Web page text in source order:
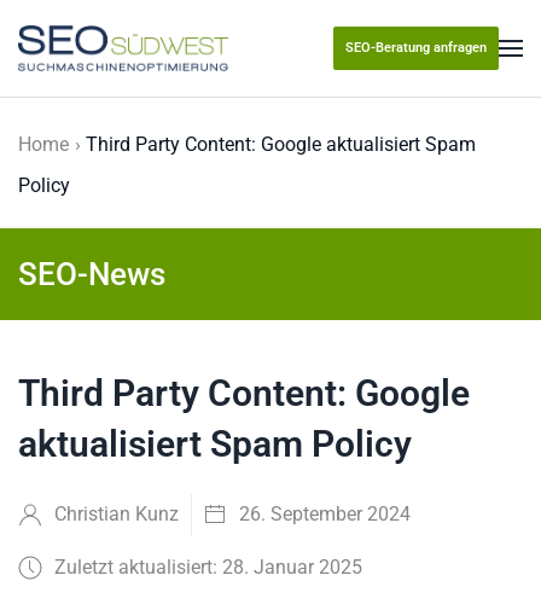
Skip to main content
SEO-Beratung anfragen
Home
Third Party Content: Google aktualisiert Spam
Policy
SEO-News
Third Party Content: Google
aktualisiert Spam Policy
Christian Kunz 26. September 2024
Zuletzt aktualisiert: 28. Januar 2025